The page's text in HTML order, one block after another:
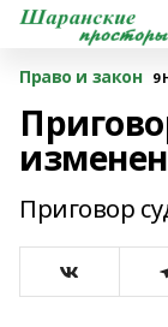
Право и закон 9
Приговор